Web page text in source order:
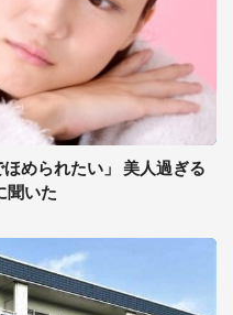
められたい」 美人過ぎる
聞いた